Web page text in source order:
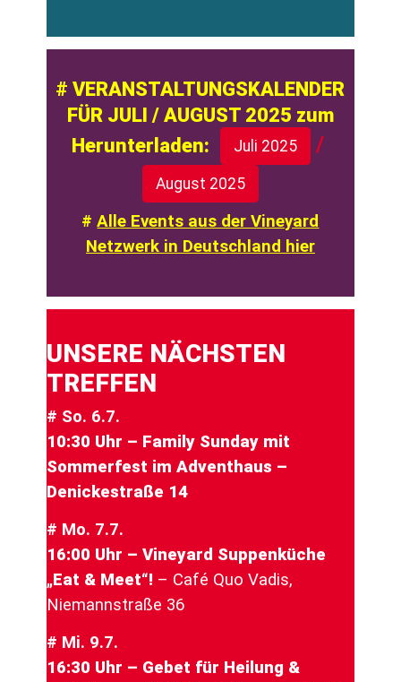
# VERANSTALTUNGSKALENDER
FÜR JULI / AUGUST 2025 zum
Herunterladen:
Juli 2025 /
August 2025
#Alle Events aus der Vineyard
Netzwerk in Deutschland hier
UNSERE NÄCHSTEN
TREFFEN
# So. 6.7.
10:30 Uhr – Family Sunday mit
Sommerfest im Adventhaus –
Denickestraße 14
# Mo. 7.7.
16:00 Uhr – Vineyard Suppenküche
„Eat & Meet“! – Café Quo Vadis,
Niemannstraße 36
# Mi. 9.7.
16:30 Uhr – Gebet für Heilung &